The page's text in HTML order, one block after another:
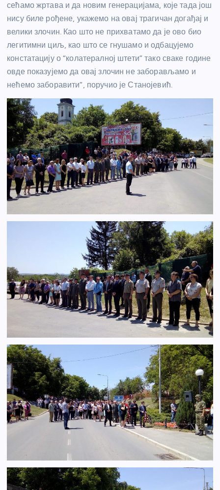
сећамо жртава и да новим генерацијама, које тада још
нису биле рођене, укажемо на овај трагичан догађај и
велики злочин. Као што не прихватамо да је ово био
легитимни циљ, као што се гнушамо и одбацујемо
констатацију о “колатералној штети” тако сваке године
овде показујемо да овај злочин не заборављамо и
нећемо заборавити”, поручио је Станојевић.